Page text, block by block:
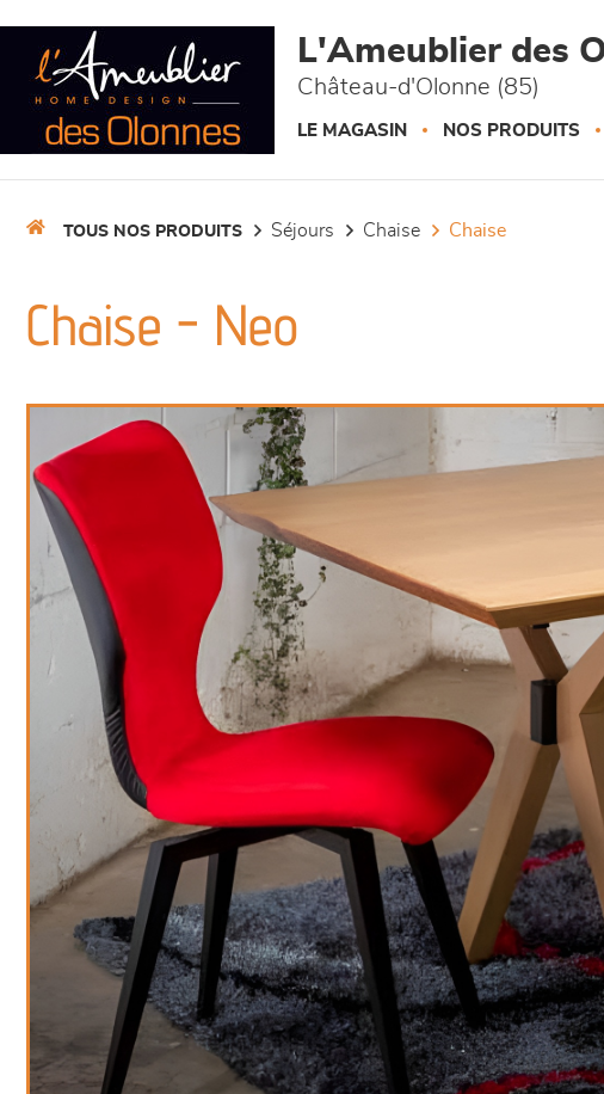
L'Ameublier des
Château-d'Olonne (85)
LE MAGASIN NOS PRODUITS
TOUS NOS PRODUITS séjours chaise chaise
Chaise - Neo